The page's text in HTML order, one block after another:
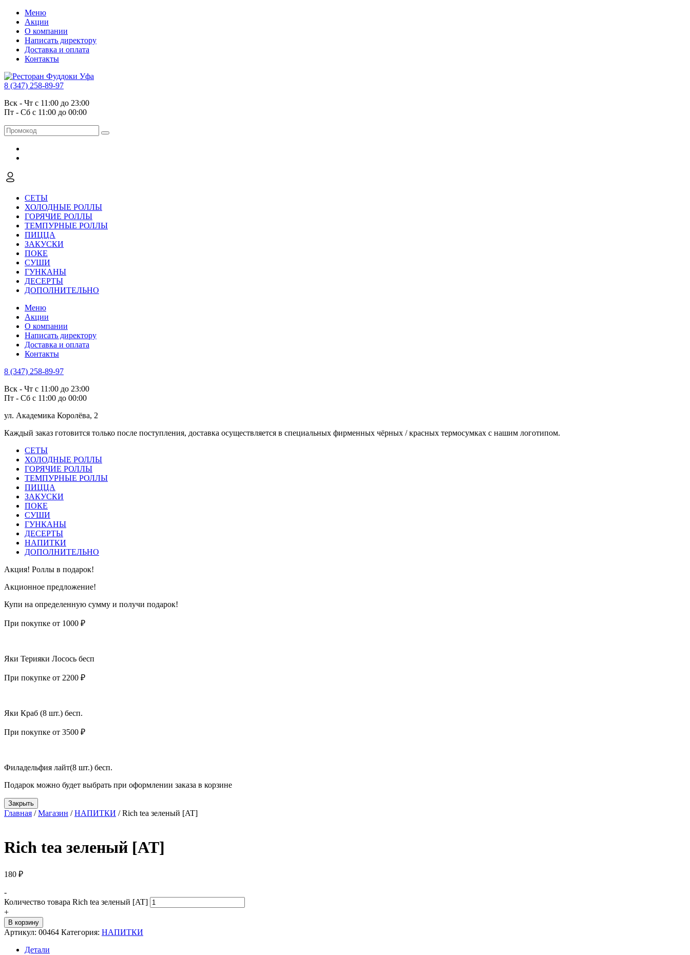
Меню
Акции
О компании
Написать директору
Доставка и оплата
Контакты
8 (347) 258-89-97
Вск - Чт с 11:00 до 23:00
Пт - Сб с 11:00 до 00:00
СЕТЫ
ХОЛОДНЫЕ РОЛЛЫ
ГОРЯЧИЕ РОЛЛЫ
ТЕМПУРНЫЕ РОЛЛЫ
ПИЦЦА
ЗАКУСКИ
ПОКЕ
СУШИ
ГУНКАНЫ
ДЕСЕРТЫ
ДОПОЛНИТЕЛЬНО
Меню
Акции
О компании
Написать директору
Доставка и оплата
Контакты
8 (347) 258-89-97
Вск - Чт с 11:00 до 23:00
Пт - Сб с 11:00 до 00:00
ул. Академика Королёва, 2
Каждый заказ готовится только после поступления, доставка осуществляется в специальных фирменных чёрных / красных термосумках с нашим логотипом.
СЕТЫ
ХОЛОДНЫЕ РОЛЛЫ
ГОРЯЧИЕ РОЛЛЫ
ТЕМПУРНЫЕ РОЛЛЫ
ПИЦЦА
ЗАКУСКИ
ПОКЕ
СУШИ
ГУНКАНЫ
ДЕСЕРТЫ
НАПИТКИ
ДОПОЛНИТЕЛЬНО
Акция! Роллы в подарок!
Акционное предложение!
Купи на определенную сумму и получи подарок!
При покупке от 1000 ₽
Яки Терияки Лосось бесп
При покупке от 2200 ₽
Яки Краб (8 шт.) бесп.
При покупке от 3500 ₽
Филадельфия лайт(8 шт.) бесп.
Подарок можно будет выбрать при оформлении заказа в корзине
Закрыть
Главная /Магазин /НАПИТКИ / Rich tea зеленый [AT]
Rich tea зеленый [AT]
180 ₽
-
Количество товара Rich tea зеленый [AT]
+
В корзину
Артикул: 00464 Категория: НАПИТКИ
Детали